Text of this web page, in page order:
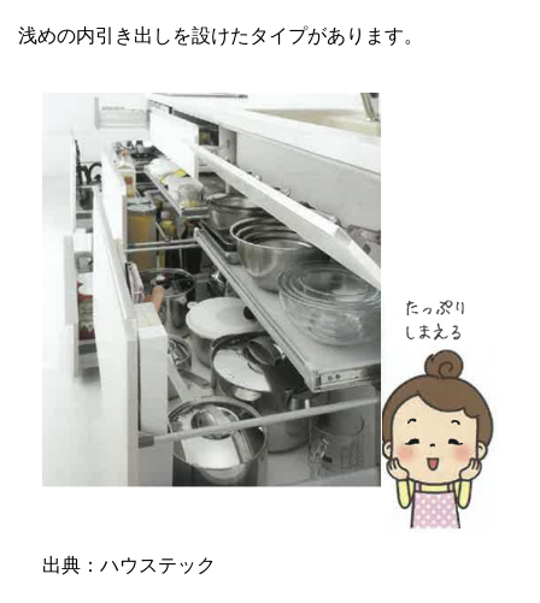
浅めの内引き出しを設けたタイプがあります。
出典：ハウステック